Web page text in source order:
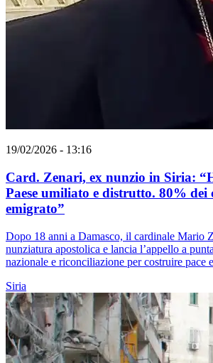
19/02/2026 - 13:16
Card. Zenari, ex nunzio in Siria:
Paese umiliato e distrutto. 80% dei
emigrato”
Dopo 18 anni a Damasco, il cardinale Mario
nunziatura apostolica e lancia l’appello a
nazionale e riconciliazione per costruire pace
Siria